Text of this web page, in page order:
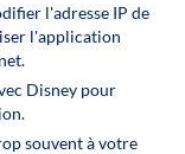
l'adresse IP de
l'application
Disney pour
souvent à votre